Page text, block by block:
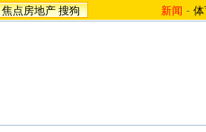
焦点房地产 搜狗 新闻 -